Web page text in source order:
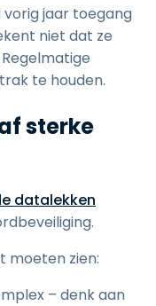
jaar toegang
niet dat ze
te houden.
sterke
datalekken
moeten zien:
– denk aan